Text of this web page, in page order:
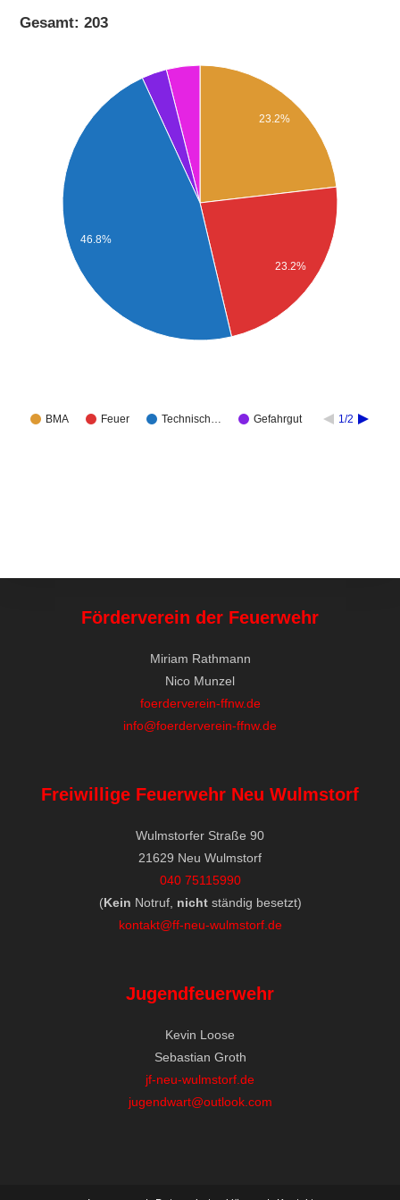
Gesamt: 203
BMA Feuer Technisch… Gefahrgut 1/2
23.2%
23.2%
46.8%
Förderverein der Feuerwehr
Miriam Rathmann
Nico Munzel
foerderverein-ffnw.de
info@foerderverein-ffnw.de
Freiwillige Feuerwehr Neu Wulmstorf
Wulmstorfer Straße 90
21629 Neu Wulmstorf
040 75115990
(Kein Notruf, nicht ständig besetzt)
kontakt@ff-neu-wulmstorf.de
Jugendfeuerwehr
Kevin Loose
Sebastian Groth
jf-neu-wulmstorf.de
jugendwart@outlook.com